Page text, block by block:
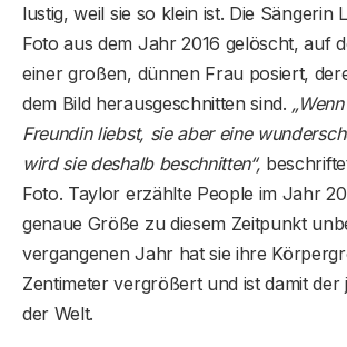
lustig, weil sie so klein ist. Die Sängerin
Foto aus dem Jahr 2016 gelöscht, auf
einer großen, dünnen Frau posiert,
dem Bild herausgeschnitten sind.
Freundin liebst, sie aber eine
wird sie deshalb beschnitten“,
Foto. Taylor erzählte People im Jahr
genaue Größe zu diesem Zeitpunkt
vergangenen Jahr hat sie ihre
Zentimeter vergrößert und ist damit der
der Welt.